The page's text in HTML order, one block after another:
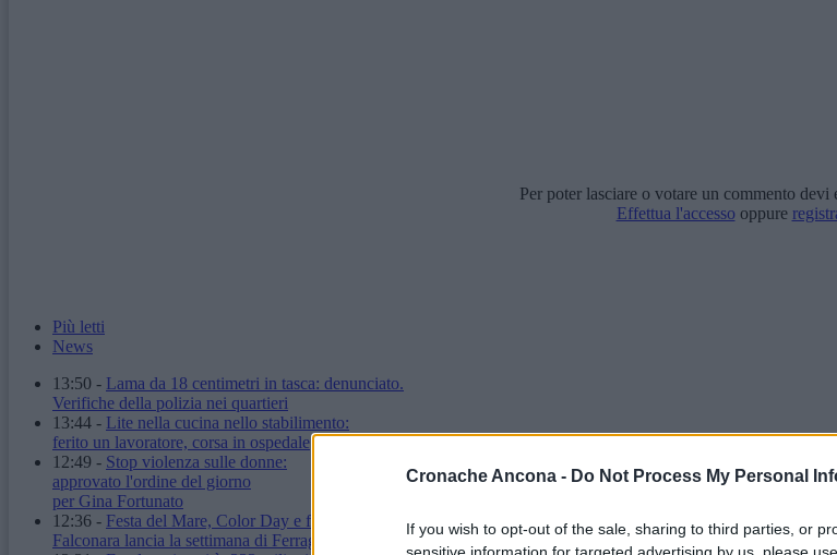
Cronache Ancona - Do Not Process My Personal
If you wish to opt-out of the sale, sharing to third parties, or
sensitive information for targeted advertising by us, please
Per poter lasciare o votare un commento devi
Effettua l'accesso oppure
Più letti
News
13:50 - Lama da 18 centimetri in tasca: denunciato.
Verifiche della polizia nei quartieri
13:44 - Lite nella cucina nello stabilimento:
ferito un lavoratore, corsa in ospedale
12:49 - Stop violenza sulle donne:
approvato l'ordine del giorno
per Gina Fortunato
12:36 - Festa del Mare, Color Day e fuochi d'artificio:
Falconara lancia la settimana di Ferragosto